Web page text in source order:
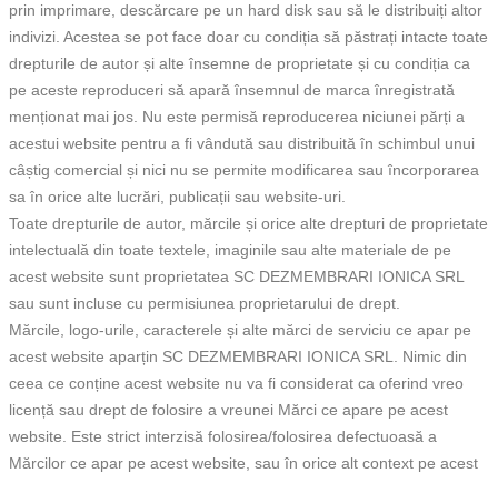
prin imprimare, descărcare pe un hard disk sau să le distribuiți altor
indivizi. Acestea se pot face doar cu condiția să păstrați intacte toate
drepturile de autor și alte însemne de proprietate și cu condiția ca
pe aceste reproduceri să apară însemnul de marca înregistrată
menționat mai jos. Nu este permisă reproducerea niciunei părți a
acestui website pentru a fi vândută sau distribuită în schimbul unui
câștig comercial și nici nu se permite modificarea sau încorporarea
sa în orice alte lucrări, publicații sau website-uri.
Toate drepturile de autor, mărcile și orice alte drepturi de proprietate
intelectuală din toate textele, imaginile sau alte materiale de pe
acest website sunt proprietatea SC DEZMEMBRARI IONICA SRL
sau sunt incluse cu permisiunea proprietarului de drept.
Mărcile, logo-urile, caracterele și alte mărci de serviciu ce apar pe
acest website aparțin SC DEZMEMBRARI IONICA SRL. Nimic din
ceea ce conține acest website nu va fi considerat ca oferind vreo
licență sau drept de folosire a vreunei Mărci ce apare pe acest
website. Este strict interzisă folosirea/folosirea defectuoasă a
Mărcilor ce apar pe acest website, sau în orice alt context pe acest